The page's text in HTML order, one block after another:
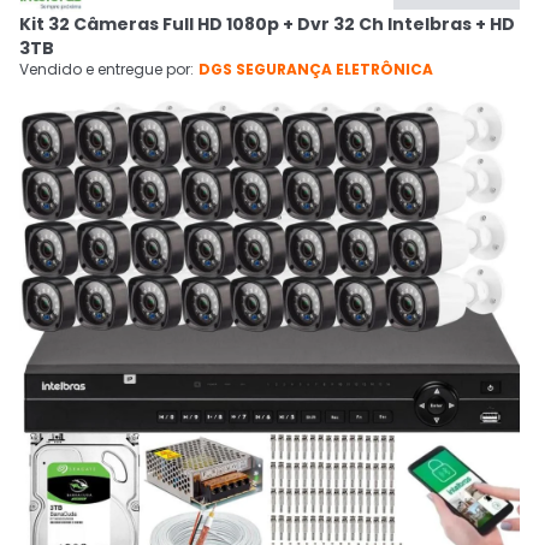
Cupons
Ativar tradutor em libras
CADASTRE-SE
Kit 32 Câmeras Full HD 1080p + Dvr 32 Ch Intelbras + HD
3TB
Vendido e entregue por: DGS SEGURANÇA ELETRÔNICA